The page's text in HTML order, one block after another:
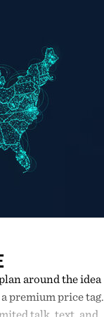
around the idea
premium price tag.
talk, text, and